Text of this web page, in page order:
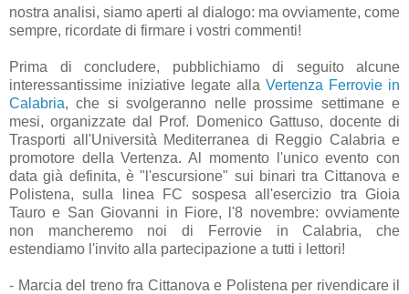
nostra analisi, siamo aperti al dialogo: ma ovviamente, come
sempre, ricordate di firmare i vostri commenti!
Prima di concludere, pubblichiamo di seguito alcune
interessantissime iniziative legate alla Vertenza Ferrovie in
Calabria, che si svolgeranno nelle prossime settimane e
mesi, organizzate dal Prof. Domenico Gattuso, docente di
Trasporti all'Università Mediterranea di Reggio Calabria e
promotore della Vertenza. Al momento l'unico evento con
data già definita, è "l'escursione" sui binari tra Cittanova e
Polistena, sulla linea FC sospesa all'esercizio tra Gioia
Tauro e San Giovanni in Fiore, l'8 novembre: ovviamente
non mancheremo noi di Ferrovie in Calabria, che
estendiamo l'invito alla partecipazione a tutti i lettori!
- Marcia del treno fra Cittanova e Polistena per rivendicare il